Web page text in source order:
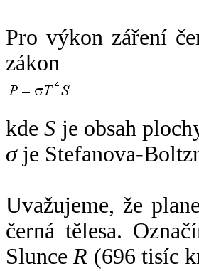
Pro výkon záření
zákon
kdeS je obsah
σje Stefanova-
Uvažujeme, že
černá tělesa.
SlunceR (696 tisíc